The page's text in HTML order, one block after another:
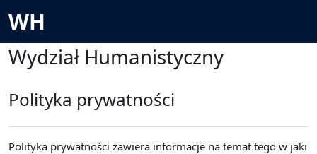
WH
Wydział Humanistyczny
Polityka prywatności
Polityka prywatności zawiera informacje na temat tego w jaki